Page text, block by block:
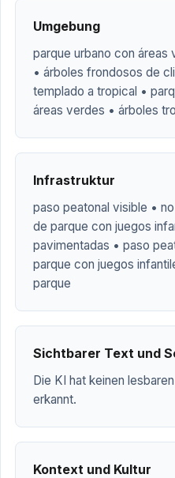
Umgebung
parque urbano con
• árboles frondosos de
templado a tropical •
áreas verdes • árboles
Infrastruktur
paso peatonal visible •
de parque con juegos
pavimentadas • paso
parque con juegos
parque
Sichtbarer Text und
Die KI hat keinen
erkannt.
Kontext und Kultur